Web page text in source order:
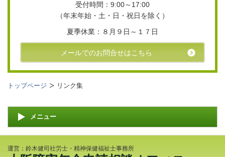
受付時間：9:00～17:00
（年末年始・土・日・祝日を除く）
夏季休業：８月９日～１７日
メールでのお問合せはこちら
トップページ リンク集
メニュー
運営：鈴木健司社労士・精神保健福祉士事務所